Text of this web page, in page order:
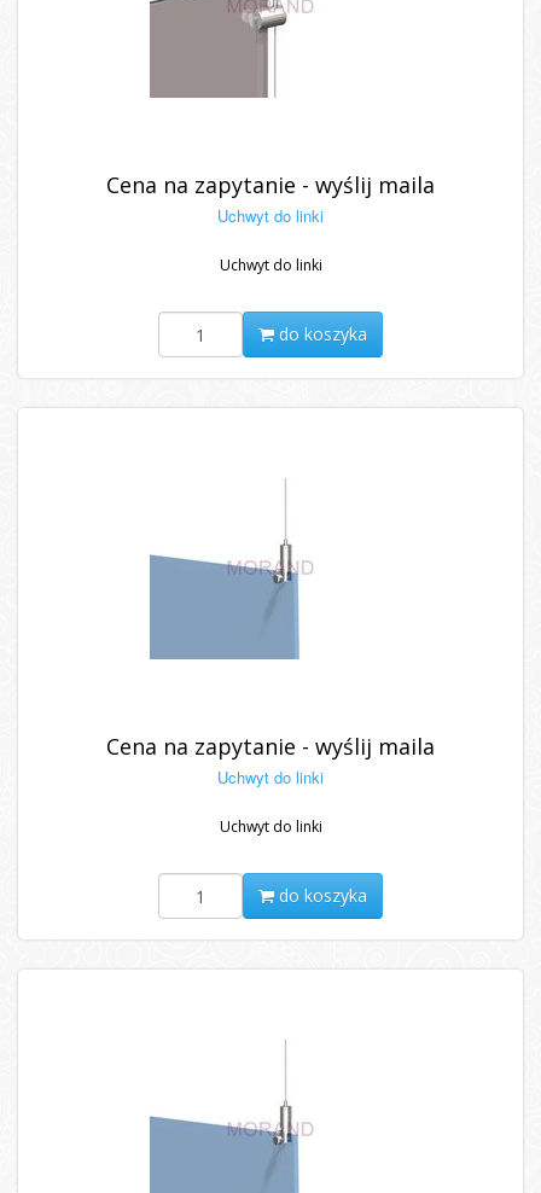
Cena na zapytanie - wyślij maila
Uchwyt do linki
Uchwyt do linki
do koszyka
Cena na zapytanie - wyślij maila
Uchwyt do linki
Uchwyt do linki
do koszyka